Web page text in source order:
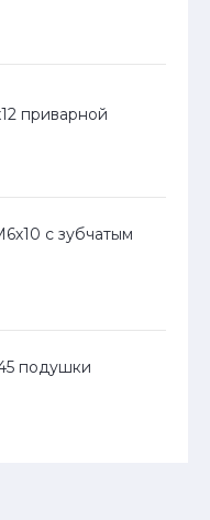
приварной
с зубчатым
подушки